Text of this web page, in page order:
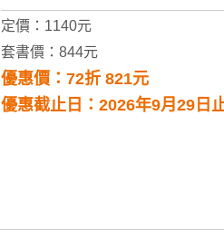
定價：1140元
套書價：844元
優惠價：72折 821元
優惠截止日：2026年9月29日